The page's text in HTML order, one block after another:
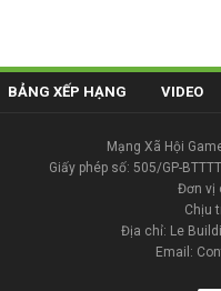
BẢNG XẾP HẠNG VIDEO
Mạng Xã Hội
Giấy phép số: 505/GP-
Đơn vị
Chịu
Địa chỉ: Le
Email: